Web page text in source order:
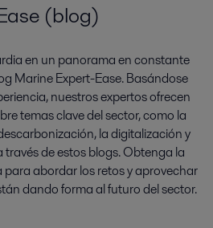
(blog)
en un panorama en constante
Marine Expert-Ease. Basándose
nuestros expertos ofrecen
temas clave del sector, como la
la digitalización y
de estos blogs. Obtenga la
abordar los retos y aprovechar
dando forma al futuro del sector.